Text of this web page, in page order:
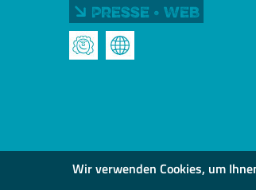
Wir verwenden Cookies, um
Presse • Web